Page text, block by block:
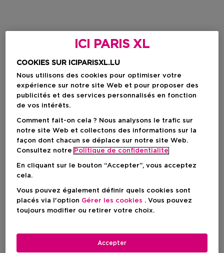
ICI PARIS XL
COOKIES SUR ICIPARISXL.LU
Nous utilisons des cookies pour optimiser votre
expérience sur notre site Web et pour proposer des
publicités et des services personnalisés en fonction
de vos intérêts.
Comment fait-on cela ? Nous analysons le trafic sur
notre site Web et collectons des informations sur la
façon dont chacun se déplace sur notre site Web.
Consultez notre Politique de confidentialite
En cliquant sur le bouton “Accepter”, vous acceptez
cela.
Vous pouvez également définir quels cookies sont
placés via l'option Gérer les cookies . Vous pouvez
toujours modifier ou retirer votre choix.
Accepter